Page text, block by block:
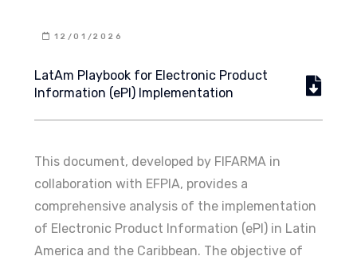
12/01/2026
LatAm Playbook for Electronic Product
Information (ePI) Implementation
This document, developed by FIFARMA in
collaboration with EFPIA, provides a
comprehensive analysis of the implementation
of Electronic Product Information (ePI) in Latin
America and the Caribbean. The objective of